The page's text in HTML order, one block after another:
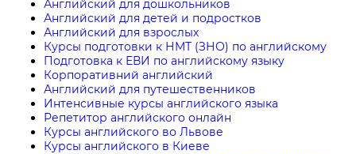
Английский для дошкольников
Английский для детей и подростков
Английский для взрослых
Курсы подготовки к НМТ (ЗНО) по английскому
Подготовка к ЕВИ по английскому языку
Корпоративний английский
Английский для путешественников
Интенсивные курсы английского языка
Репетитор английского онлайн
Курсы английского во Львове
Курсы английского в Киеве